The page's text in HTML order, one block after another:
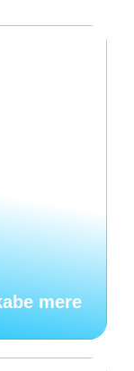
mere